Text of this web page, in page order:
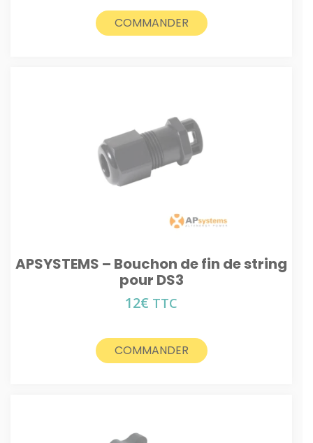
COMMANDER
APSYSTEMS – Bouchon de fin de string
pour DS3
12€ TTC
COMMANDER